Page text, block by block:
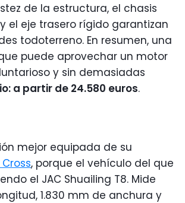
de la estructura, el chasis
el eje trasero rígido garantizan
todoterreno. En resumen, una
puede aprovechar un motor
y sin demasiadas
a partir de 24.580 euros.
mejor equipada de su
Cross, porque el vehículo del que
el JAC Shuailing T8. Mide
1.830 mm de anchura y